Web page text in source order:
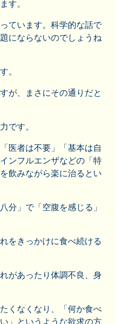
す。
ています。科学的な話で
にならないのでしょうね
。
が、まさにその通りだと
です。
医者は不要」「基本は自
ンフルエンザなどの「特
飲みながら楽に治るとい
分」で「空腹を感じる」
をきっかけに食べ続ける
があったり体調不良、身
くなくなり、「何か食べ
」というような欲求の方